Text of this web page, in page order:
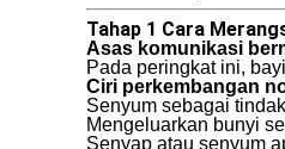
Tahap 1 Cara
Asas komunikasi
Pada peringkat ini,
Ciri perkembangan
Senyum sebagai
Mengeluarkan bunyi
Senyap atau senyum